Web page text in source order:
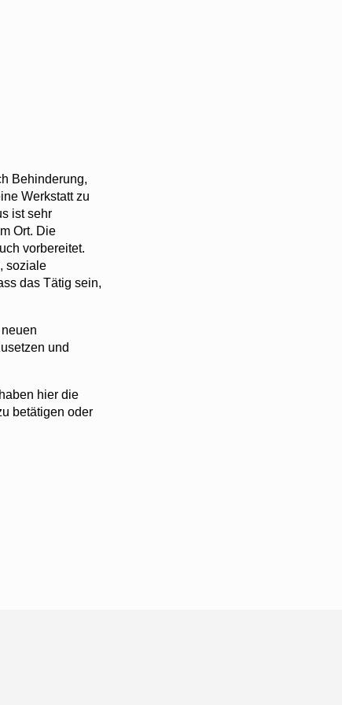
Behinderung,
Werkstatt zu
ist sehr
Ort. Die
vorbereitet.
soziale
das Tätig sein,
und
hier die
betätigen oder